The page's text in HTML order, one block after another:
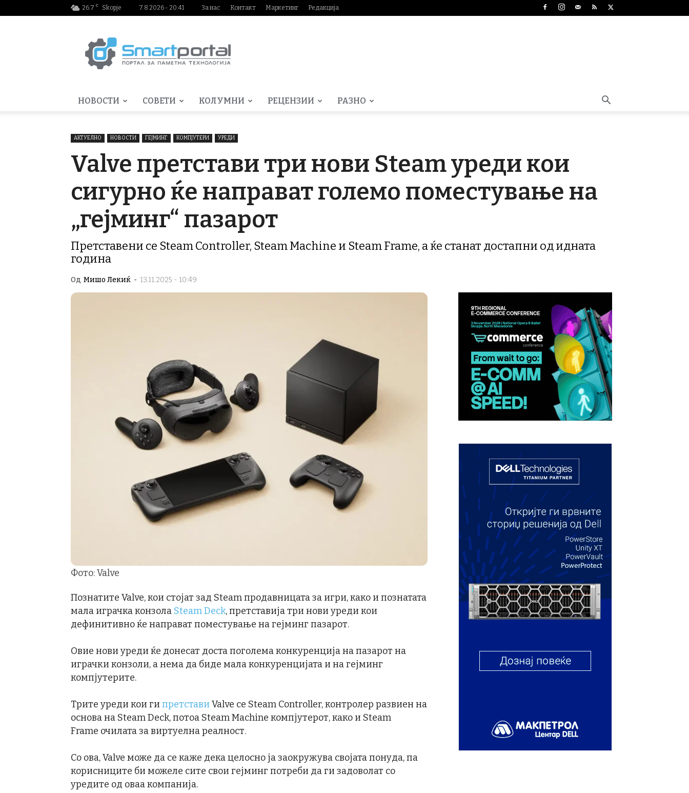
26.7 C Skopje 7.8.2026 - 20:41 За нас Контакт Маркетинг Редакција
НОВОСТИ СОВЕТИ КОЛУМНИ РЕЦЕНЗИИ РАЗНО
АКТУЕЛНО НОВОСТИ ГЕЈМИНГ КОМПЈУТЕРИ УРЕДИ
Valve претстави три нови Steam уреди кои
сигурно ќе направат големо поместување на
„гејминг“ пазарот
Претставени се Steam Controller, Steam Machine и Steam Frame, а ќе станат достапни од идната
година
Од Мишо Лекиќ - 13.11.2025 - 10:49
Фото: Valve
Познатите Valve, кои стојат зад Steam продавницата за игри, како и познатата
мала играчка конзола Steam Deck, претставија три нови уреди кои
дефинитивно ќе направат поместување на гејминг пазарот.
Овие нови уреди ќе донесат доста поголема конкуренција на пазарот на
играчки конзоли, а нема да биде мала конкуренцијата и на гејминг
компјутерите.
Трите уреди кои ги претстави Valve се Steam Controller, контролер развиен на
основа на Steam Deck, потоа Steam Machine компјутерот, како и Steam
Frame очилата за виртуелна реалност.
Со ова, Valve може да се каже дека целосно ја заокружува својата понуда, па
корисниците би можеле сите свои гејминг потреби да ги задоволат со
уредите од оваа компанија.